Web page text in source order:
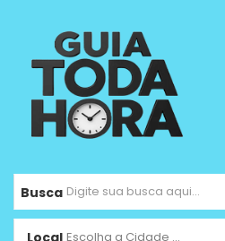
Busca
Local Escolha a Cidade ...